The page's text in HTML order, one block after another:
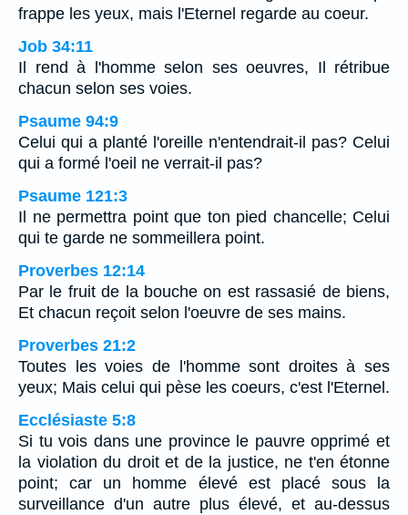
frappe les yeux, mais l'Eternel regarde au coeur.
Job 34:11
Il rend à l'homme selon ses oeuvres, Il rétribue
chacun selon ses voies.
Psaume 94:9
Celui qui a planté l'oreille n'entendrait-il pas? Celui
qui a formé l'oeil ne verrait-il pas?
Psaume 121:3
Il ne permettra point que ton pied chancelle; Celui
qui te garde ne sommeillera point.
Proverbes 12:14
Par le fruit de la bouche on est rassasié de biens,
Et chacun reçoit selon l'oeuvre de ses mains.
Proverbes 21:2
Toutes les voies de l'homme sont droites à ses
yeux; Mais celui qui pèse les coeurs, c'est l'Eternel.
Ecclésiaste 5:8
Si tu vois dans une province le pauvre opprimé et
la violation du droit et de la justice, ne t'en étonne
point; car un homme élevé est placé sous la
surveillance d'un autre plus élevé, et au-dessus